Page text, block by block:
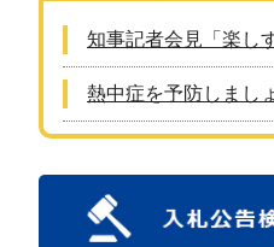
知事記者会見「楽し
熱中症を予防しまし